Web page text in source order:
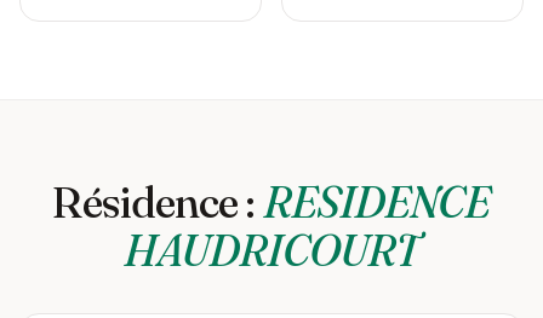
Résidence :RESIDENCE
HAUDRICOURT